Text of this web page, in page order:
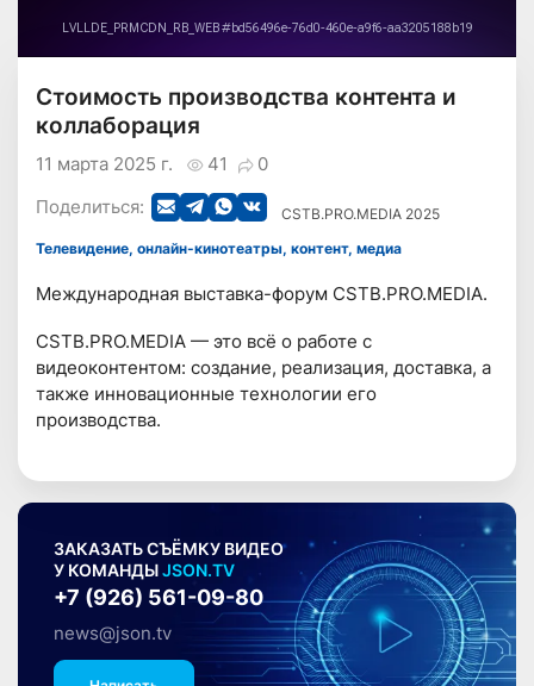
Стоимость производства контента и
коллаборация
41 0
11 марта 2025 г.
Поделиться:
CSTB.PRO.MEDIA 2025
Телевидение, онлайн-кинотеатры, контент, медиа
Международная выставка-форум CSTB.PRO.MEDIA.
CSTB.PRO.MEDIA — это всё о работе с
видеоконтентом: создание, реализация, доставка, а
также инновационные технологии его
производства.
ЗАКАЗАТЬ СЪЁМКУ ВИДЕО
У КОМАНДЫJSON.TV
+7 (926) 561-09-80
news@json.tv